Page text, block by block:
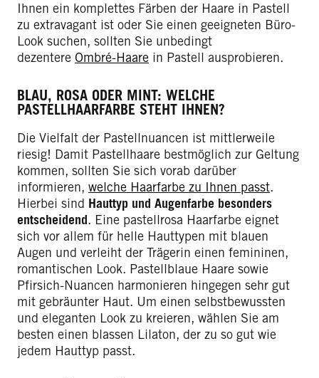
Ihnen ein komplettes Färben der Haare in Pastell
zu extravagant ist oder Sie einen geeigneten Büro-
Look suchen, sollten Sie unbedingt
dezentere Ombré-Haare in Pastell ausprobieren.
BLAU, ROSA ODER MINT: WELCHE
PASTELLHAARFARBE STEHT IHNEN?
Die Vielfalt der Pastellnuancen ist mittlerweile
riesig! Damit Pastellhaare bestmöglich zur Geltung
kommen, sollten Sie sich vorab darüber
informieren, welche Haarfarbe zu Ihnen passt.
Hierbei sind Hauttyp und Augenfarbe besonders
entscheidend. Eine pastellrosa Haarfarbe eignet
sich vor allem für helle Hauttypen mit blauen
Augen und verleiht der Trägerin einen femininen,
romantischen Look. Pastellblaue Haare sowie
Pfirsich-Nuancen harmonieren hingegen sehr gut
mit gebräunter Haut. Um einen selbstbewussten
und eleganten Look zu kreieren, wählen Sie am
besten einen blassen Lilaton, der zu so gut wie
jedem Hauttyp passt.